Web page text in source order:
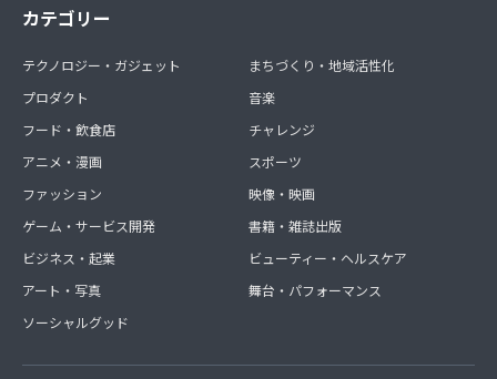
カテゴリー
テクノロジー・ガジェット
プロダクト
フード・飲食店
アニメ・漫画
ファッション
ゲーム・サービス開発
ビジネス・起業
アート・写真
ソーシャルグッド
まちづくり・地域活性化
音楽
チャレンジ
スポーツ
映像・映画
書籍・雑誌出版
ビューティー・ヘルスケア
舞台・パフォーマンス